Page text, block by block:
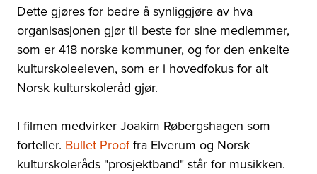
Dette gjøres for bedre å synliggjøre av hva
organisasjonen gjør til beste for sine medlemmer,
som er 418 norske kommuner, og for den enkelte
kulturskoleeleven, som er i hovedfokus for alt
Norsk kulturskoleråd gjør.
I filmen medvirker Joakim Røbergshagen som
forteller. Bullet Prooffra Elverum og Norsk
kulturskoleråds "prosjektband" står for musikken.